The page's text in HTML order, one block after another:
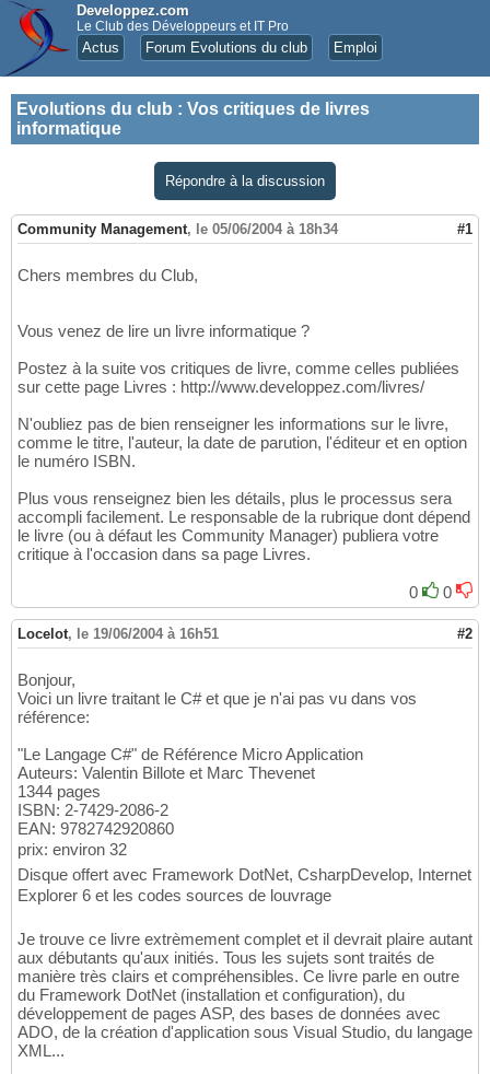
Developpez.com
Le Club des Développeurs et IT Pro
Actus Forum Evolutions du club Emploi
Evolutions du club : Vos critiques de livres
informatique
Répondre à la discussion
Community Management, le 05/06/2004 à 18h34 #1
Chers membres du Club,
Vous venez de lire un livre informatique ?
Postez à la suite vos critiques de livre, comme celles publiées
sur cette page Livres : http://www.developpez.com/livres/
N'oubliez pas de bien renseigner les informations sur le livre,
comme le titre, l'auteur, la date de parution, l'éditeur et en option
le numéro ISBN.
Plus vous renseignez bien les détails, plus le processus sera
accompli facilement. Le responsable de la rubrique dont dépend
le livre (ou à défaut les Community Manager) publiera votre
critique à l'occasion dans sa page Livres.
0 0
Locelot, le 19/06/2004 à 16h51 #2
Bonjour,
Voici un livre traitant le C# et que je n'ai pas vu dans vos
référence:
"Le Langage C#" de Référence Micro Application
Auteurs: Valentin Billote et Marc Thevenet
1344 pages
ISBN: 2-7429-2086-2
EAN: 9782742920860
prix: environ 32 
Disque offert avec Framework DotNet, CsharpDevelop, Internet
Explorer 6 et les codes sources de louvrage
Je trouve ce livre extrèmement complet et il devrait plaire autant
aux débutants qu'aux initiés. Tous les sujets sont traités de
manière très clairs et compréhensibles. Ce livre parle en outre
du Framework DotNet (installation et configuration), du
développement de pages ASP, des bases de données avec
ADO, de la création d'application sous Visual Studio, du langage
XML...